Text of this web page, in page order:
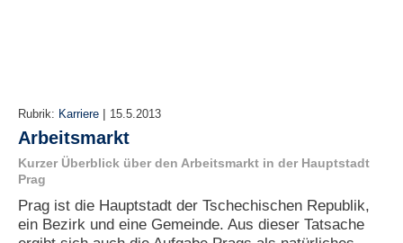
n
u
t
Rubrik: Karriere | 15.5.2013
Arbeitsmarkt
Kurzer Überblick über den Arbeitsmarkt in der Hauptstadt
Prag
Prag ist die Hauptstadt der Tschechischen Republik,
ein Bezirk und eine Gemeinde. Aus dieser Tatsache